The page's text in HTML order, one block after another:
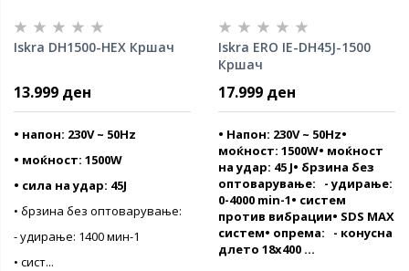
Iskra DH1500-HEX Кршач
13.999 ден
• напон: 230V ~ 50Hz
• моќност: 1500W
• сила на удар: 45J
• брзина без оптоварување:
- удирање: 1400 мин-1
• сист...
Iskra ERO IE-DH45J-1500
Кршач
17.999 ден
• Напон: 230V ~ 50Hz•
моќност: 1500W• моќност
на удар: 45 Ј• брзина без
оптоварување: - удирање:
0-4000 min-1• систем
против вибрации• SDS MAX
систем• опрема: - конусна
длето 18x400 ...